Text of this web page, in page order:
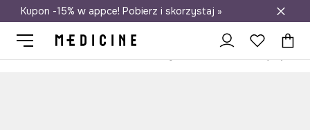
Darmowa dostawa do salonów
Kupon -15% w appce! Pobierz i skorzystaj »